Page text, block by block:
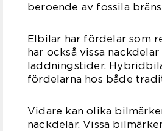
beroende av fossila
Elbilar har fördelar som
har också vissa
laddningstider.
fördelarna hos både
Vidare kan olika
nackdelar. Vissa